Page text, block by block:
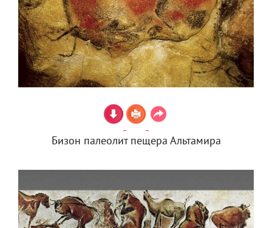
Бизон палеолит пещера Альтамира